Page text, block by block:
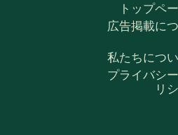
トップペ
広告掲載に
私たちにつ
プライバシ
リ